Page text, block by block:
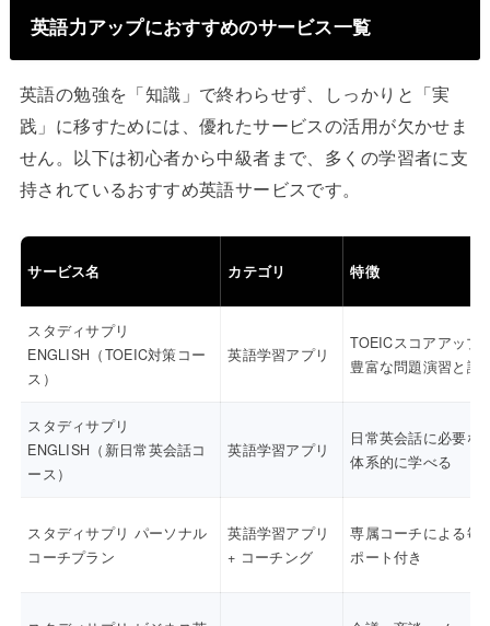
英語力アップにおすすめのサービス一覧
英語の勉強を「知識」で終わらせず、しっかりと「実
践」に移すためには、優れたサービスの活用が欠かせま
せん。以下は初心者から中級者まで、多くの学習者に支
持されているおすすめ英語サービスです。
サービス名 カテゴリ 特徴
スタディサプリ
ENGLISH（TOEIC対策コー
ス）
英語学習アプリ
TOEICスコアアップ
豊富な問題演習と講
スタディサプリ
ENGLISH（新日常英会話コ
ース）
英語学習アプリ
日常英会話に必要な
体系的に学べる
スタディサプリ パーソナル
コーチプラン
英語学習アプリ
+ コーチング
専属コーチによる毎
ポート付き